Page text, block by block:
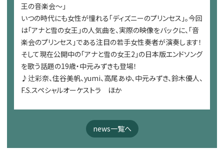
王の音楽会～」
いつの時代にも女性が憧れる「ディズニーのプリンセス」。今回
は「アナと雪の女王」の人気曲を、実際の映像をバックに、「音
楽会のプリンセス」である注目の若手女性奏者が演奏します！
そして現在公開中の「アナと雪の女王2」の日本版エンドソング
を歌う話題の19歳・中元みずきも登場！
♪辻彩奈、住谷美帆、yumi、高尾あゆ、中元みずき、鈴木優人、
F.S.スペシャルオーケストラ ほか
news一覧へ